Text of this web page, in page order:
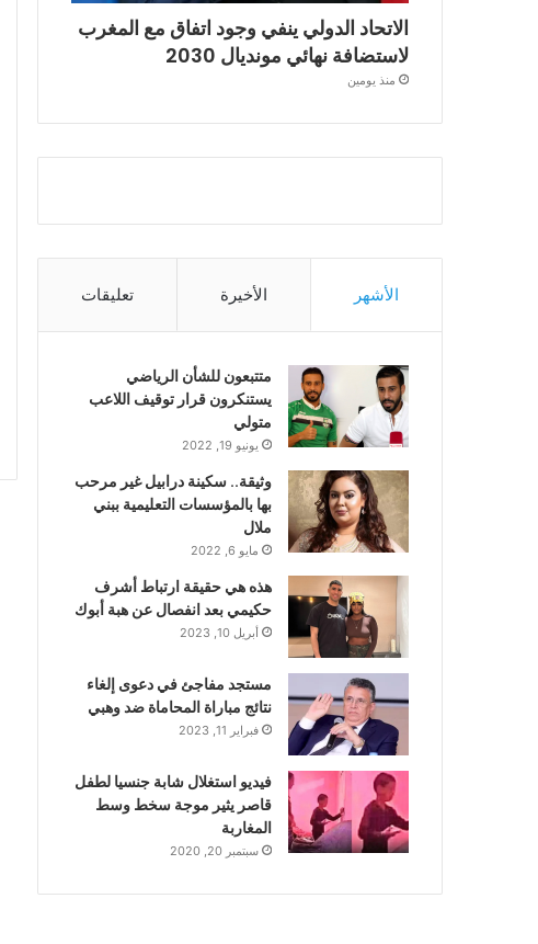
الاتحاد الدولي ينفي وجود اتفاق مع المغرب
لاستضافة نهائي مونديال 2030
منذ يومين
الأشهر الأخيرة تعليقات
متتبعون للشأن الرياضي
يستنكرون قرار توقيف اللاعب
متولي
يونيو 19, 2022
وثيقة.. سكينة درابيل غير مرحب
بها بالمؤسسات التعليمية ببني
ملال
مايو 6, 2022
هذه هي حقيقة ارتباط أشرف
حكيمي بعد انفصال عن هبة أبوك
أبريل 10, 2023
مستجد مفاجئ في دعوى إلغاء
نتائج مباراة المحاماة ضد وهبي
فبراير 11, 2023
فيديو استغلال شابة جنسيا لطفل
قاصر يثير موجة سخط وسط
المغاربة
سبتمبر 20, 2020